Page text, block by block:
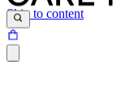
Skip to content